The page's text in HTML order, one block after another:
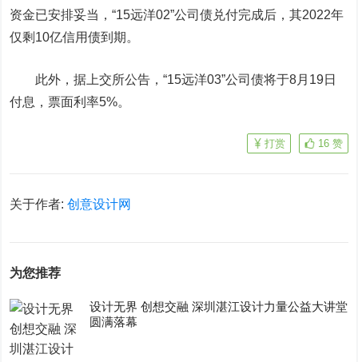
资金已安排妥当，“15远洋02”公司债兑付完成后，其2022年
仅剩10亿信用债到期。
此外，据上交所公告，“15远洋03”公司债将于8月19日
付息，票面利率5%。
16 赞
打赏
关于作者:创意设计网
为您推荐
设计无界 创想交融 深圳湛江设计力量公益大讲堂
圆满落幕